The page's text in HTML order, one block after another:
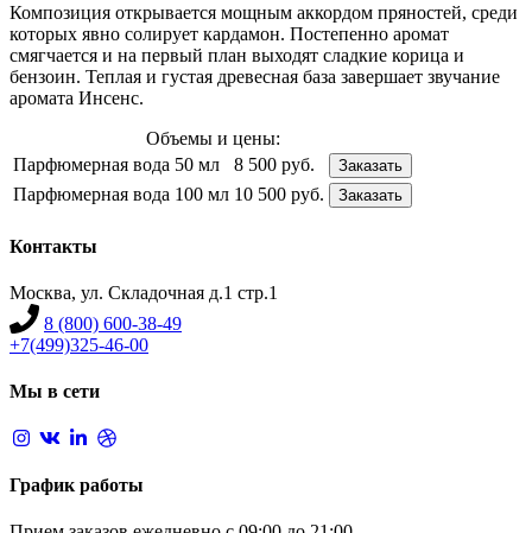
Композиция открывается мощным аккордом пряностей, среди
которых явно солирует кардамон. Постепенно аромат
смягчается и на первый план выходят сладкие корица и
бензоин. Теплая и густая древесная база завершает звучание
аромата Инсенс.
Объемы и цены:
Парфюмерная вода 50 мл
8 500 руб. Заказать
Парфюмерная вода 100 мл 10 500 руб. Заказать
Контакты
Москва, ул. Складочная д.1 стр.1
8 (800) 600-38-49
+7(499)325-46-00
Мы в сети
График работы